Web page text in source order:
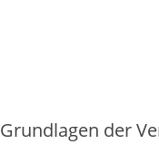
Grundlagen d‬er